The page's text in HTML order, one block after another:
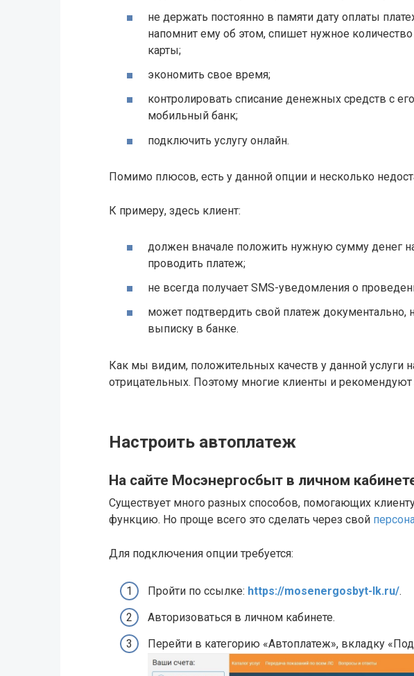
не держать постоянно в памяти дату оплаты
напомнит ему об этом, спишет нужное
карты;
экономить свое время;
контролировать списание денежных средств с
мобильный банк;
подключить услугу онлайн.
Помимо плюсов, есть у данной опции и несколько
К примеру, здесь клиент:
должен вначале положить нужную сумму денег
проводить платеж;
не всегда получает SMS-уведомления о
может подтвердить свой платеж документально,
выписку в банке.
Как мы видим, положительных качеств у данной услуги
отрицательных. Поэтому многие клиенты и рекомендуют
Настроить автоплатеж
На сайте Мосэнергосбыт в личном
Существует много разных способов, помогающих
функцию. Но проще всего это сделать через свой
Для подключения опции требуется:
Пройти по ссылке: https://mosenergosbyt-lk.ru/.
Авторизоваться в личном кабинете.
Перейти в категорию «Автоплатеж», вкладку